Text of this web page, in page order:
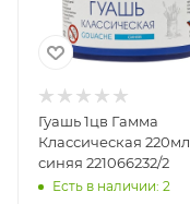
Гуашь 1цв Гамма
Классическая 220мл
синяя 221066232/2
Есть в наличии: 2